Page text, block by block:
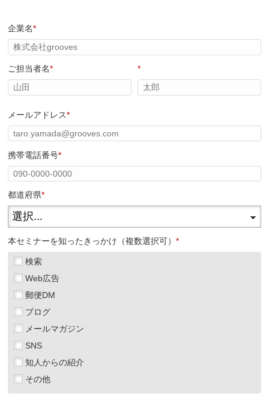
*
企業名
*
ご担当者名 *
*
メールアドレス
*
携帯電話番号
*
都道府県
*
本セミナーを知ったきっかけ（複数選択可）
検索
Web広告
郵便DM
ブログ
メールマガジン
SNS
知人からの紹介
その他